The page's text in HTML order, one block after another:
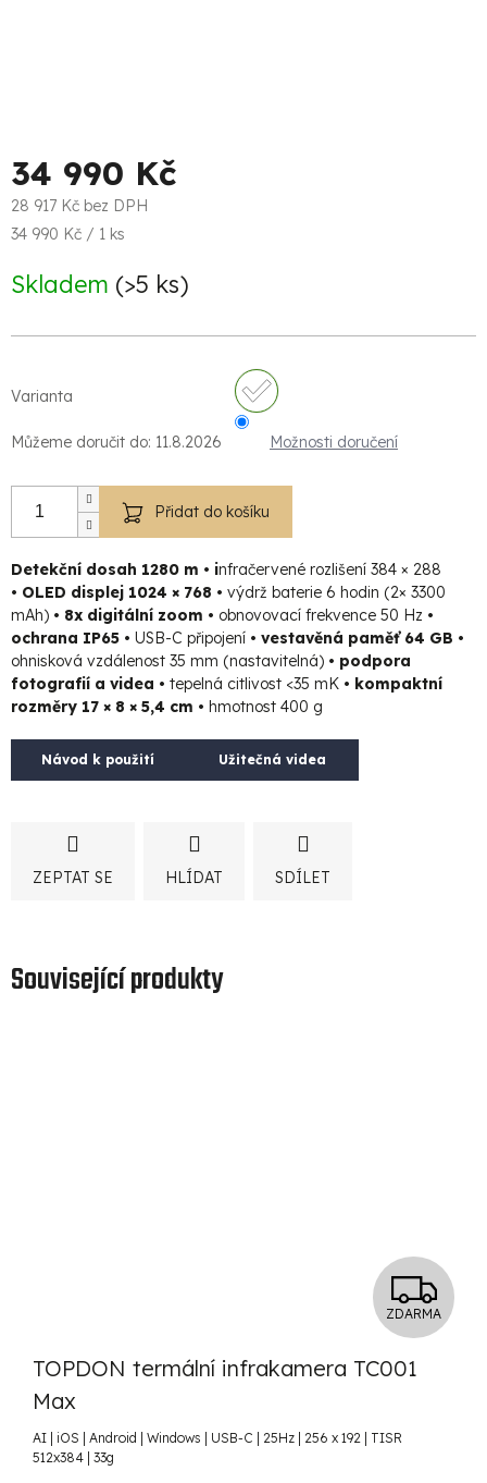
34 990 Kč
28 917 Kč bez DPH
Měrná
34 990 Kč / 1 ks
Skladem (>5 ks)
Varianta
Můžeme doručit do: 11.8.2026 Možnosti doručení
Přidat do košíku
Detekční dosah 1280 m • infračervené rozlišení 384 × 288
• OLED displej 1024 × 768 • výdrž baterie 6 hodin (2× 3300
mAh) • 8x digitální zoom • obnovovací frekvence 50 Hz •
ochrana IP65 • USB-C připojení • vestavěná paměť 64 GB •
ohnisková vzdálenost 35 mm (nastavitelná) • podpora
fotografií a videa • tepelná citlivost <35 mK • kompaktní
rozměry 17 × 8 × 5,4 cm • hmotnost 400 g
Návod k použití Užitečná videa
ZEPTAT SE HLÍDAT SDÍLET
Související produkty
Z
D
ZDARMA
TOPDON termální infrakamera TC001
Max
AI | iOS | Android | Windows | USB-C | 25Hz | 256 x 192 | TISR
512x384 | 33g